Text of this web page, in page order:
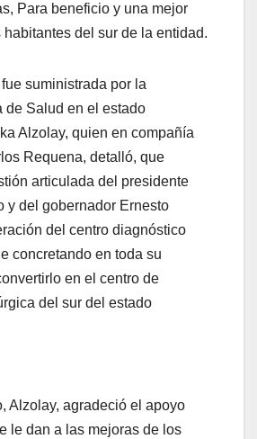
Para beneficio y una mejor
del sur de la entidad.
suministrada por la
de Salud en el estado
Alzolay, quien en compañía
Requena, detalló, que
articulada del presidente
y del gobernador Ernesto
del centro diagnóstico
concretando en toda su
en el centro de
del sur del estado
Alzolay, agradeció el apoyo
le dan a las mejoras de los